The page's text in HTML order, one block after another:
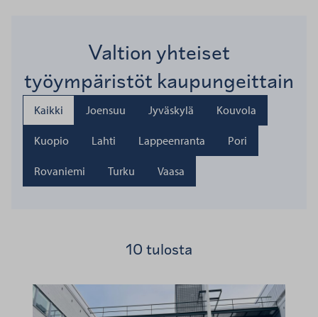
Valtion yhteiset
työympäristöt kaupungeittain
Kaikki Joensuu Jyväskylä Kouvola
Kuopio Lahti Lappeenranta Pori
Rovaniemi Turku Vaasa
10 tulosta